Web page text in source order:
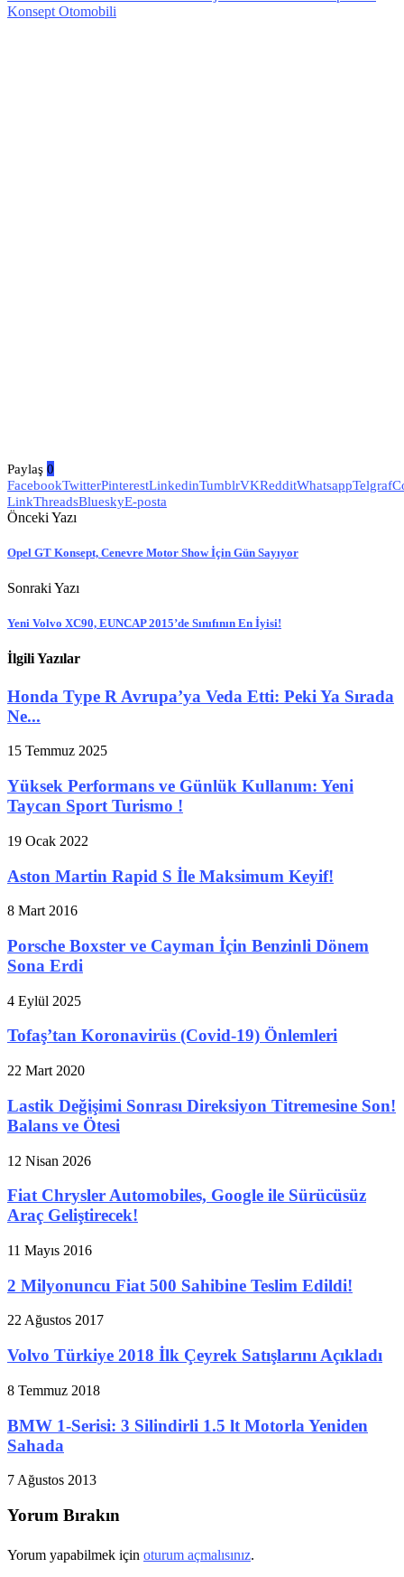
Konsept Otomobili
Paylaş 0
FacebookTwitterPinterestLinkedinTumblrVKRedditWhatsappTelgraf
LinkThreadsBlueskyE-posta
Önceki Yazı
Opel GT Konsept, Cenevre Motor Show İçin Gün Sayıyor
Sonraki Yazı
Yeni Volvo XC90, EUNCAP 2015’de Sınıfının En İyisi!
İlgili Yazılar
Honda Type R Avrupa’ya Veda Etti: Peki Ya Sırada
Ne...
15 Temmuz 2025
Yüksek Performans ve Günlük Kullanım: Yeni
Taycan Sport Turismo !
19 Ocak 2022
Aston Martin Rapid S İle Maksimum Keyif!
8 Mart 2016
Porsche Boxster ve Cayman İçin Benzinli Dönem
Sona Erdi
4 Eylül 2025
Tofaş’tan Koronavirüs (Covid-19) Önlemleri
22 Mart 2020
Lastik Değişimi Sonrası Direksiyon Titremesine Son!
Balans ve Ötesi
12 Nisan 2026
Fiat Chrysler Automobiles, Google ile Sürücüsüz
Araç Geliştirecek!
11 Mayıs 2016
2 Milyonuncu Fiat 500 Sahibine Teslim Edildi!
22 Ağustos 2017
Volvo Türkiye 2018 İlk Çeyrek Satışlarını Açıkladı
8 Temmuz 2018
BMW 1-Serisi: 3 Silindirli 1.5 lt Motorla Yeniden
Sahada
7 Ağustos 2013
Yorum Bırakın
Yorum yapabilmek için oturum açmalısınız.